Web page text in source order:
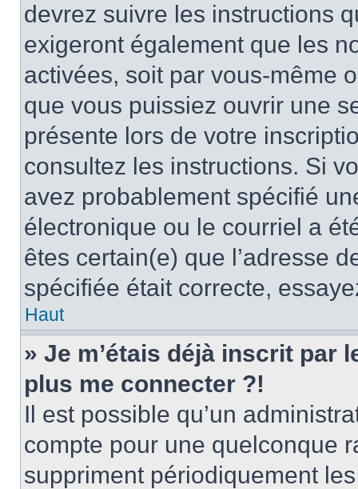
devrez suivre les instructions
exigeront également que les
activées, soit par vous-même
que vous puissiez ouvrir une
présente lors de votre
consultez les instructions. Si
avez probablement spécifié
électronique ou le courriel a
êtes certain(e) que l’adresse
spécifiée était correcte,
Haut
» Je m’étais déjà inscrit par
plus me connecter ?!
Il est possible qu’un
compte pour une quelconque
suppriment périodiquement